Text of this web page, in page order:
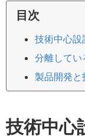
目次
技術中心設
分離してい
製品開発
技術中心